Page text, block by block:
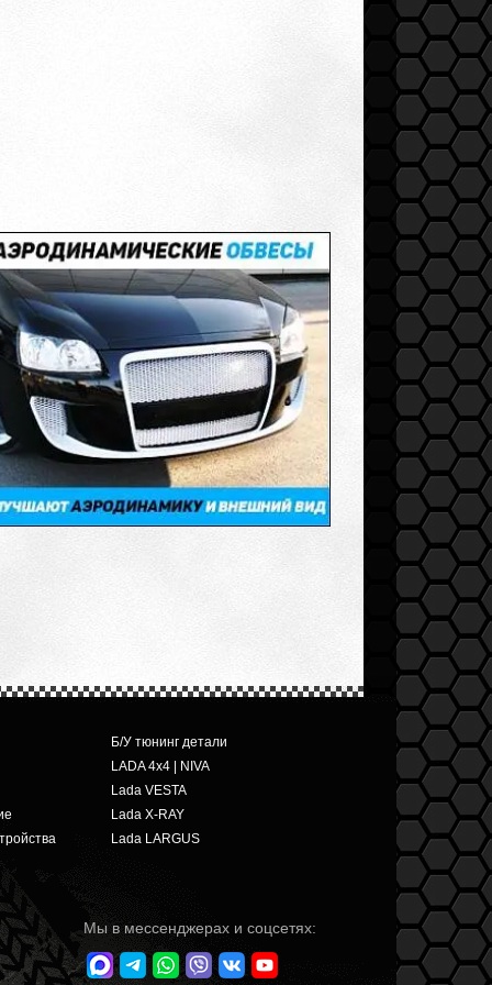
Б/У тюнинг детали
LADA 4x4 | NIVA
Lada VESTA
Lada X-RAY
Lada LARGUS
Мы в мессенджерах и соцсетях: